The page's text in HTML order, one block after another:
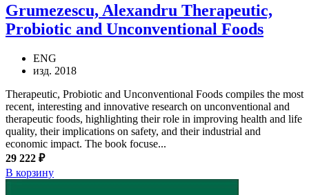
Grumezescu, Alexandru Therapeutic,
Probiotic and Unconventional Foods
ENG
изд. 2018
Therapeutic, Probiotic and Unconventional Foods compiles the most
recent, interesting and innovative research on unconventional and
therapeutic foods, highlighting their role in improving health and life
quality, their implications on safety, and their industrial and
economic impact. The book focuse...
29 222 ₽
В корзину